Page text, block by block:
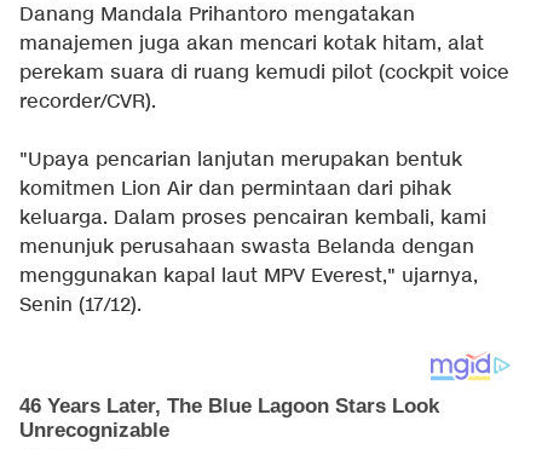
Danang Mandala Prihantoro mengatakan
manajemen juga akan mencari kotak hitam, alat
perekam suara di ruang kemudi pilot (cockpit voice
recorder/CVR).
"Upaya pencarian lanjutan merupakan bentuk
komitmen Lion Air dan permintaan dari pihak
keluarga. Dalam proses pencairan kembali, kami
menunjuk perusahaan swasta Belanda dengan
menggunakan kapal laut MPV Everest," ujarnya,
Senin (17/12).